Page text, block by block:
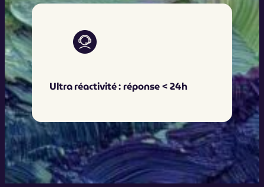
Ultra réactivité : réponse < 24h